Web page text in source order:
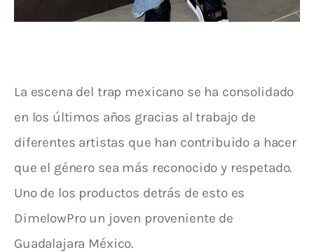
La escena del trap mexicano se ha consolidado
en los últimos años gracias al trabajo de
diferentes artistas que han contribuido a hacer
que el género sea más reconocido y respetado.
Uno de los productos detrás de esto es
DimelowPro un joven proveniente de
Guadalajara México.